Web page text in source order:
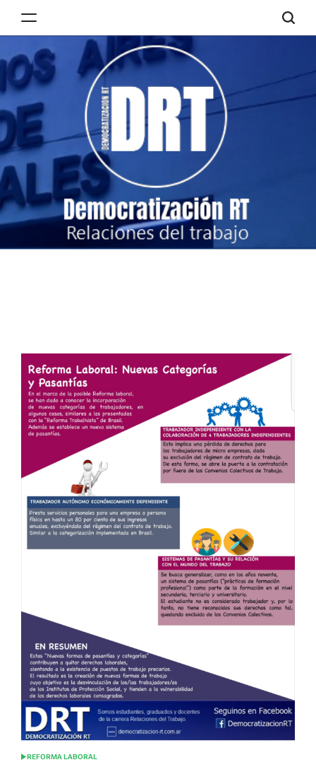
RT
POSTED
REFORMA LABORAL